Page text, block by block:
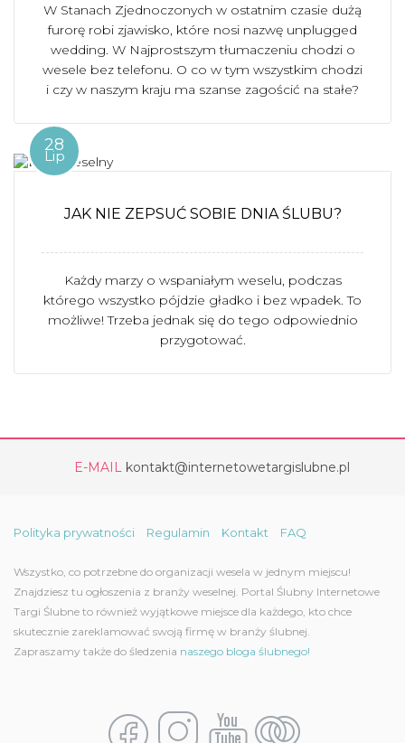
W Stanach Zjednoczonych w ostatnim czasie dużą
furorę robi zjawisko, które nosi nazwę unplugged
wedding. W Najprostszym tłumaczeniu chodzi o
wesele bez telefonu. O co w tym wszystkim chodzi
i czy w naszym kraju ma szanse zagościć na stałe?
28
Lip
JAK NIE ZEPSUĆ SOBIE DNIA ŚLUBU?
Każdy marzy o wspaniałym weselu, podczas
którego wszystko pójdzie gładko i bez wpadek. To
możliwe! Trzeba jednak się do tego odpowiednio
przygotować.
E-MAIL kontakt@internetowetargislubne.pl
Polityka prywatności Regulamin Kontakt FAQ
Wszystko, co potrzebne do organizacji wesela w jednym miejscu!
Znajdziesz tu ogłoszenia z branży weselnej. Portal Ślubny Internetowe
Targi Ślubne to również wyjątkowe miejsce dla każdego, kto chce
skutecznie zareklamować swoją firmę w branży ślubnej.
Zapraszamy także do śledzenia naszego bloga ślubnego!